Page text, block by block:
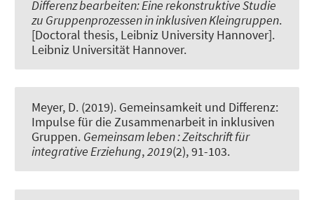
Differenz bearbeiten: Eine rekonstruktive Studie
zu Gruppenprozessen in inklusiven Kleingruppen.
[Doctoral thesis, Leibniz University Hannover].
Leibniz Universität Hannover.
Meyer, D. (2019). Gemeinsamkeit und Differenz:
Impulse für die Zusammenarbeit in inklusiven
Gruppen. Gemeinsam leben : Zeitschrift für
integrative Erziehung,2019(2), 91-103.